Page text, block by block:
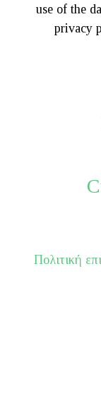
use of the
privacy
Πολιτική